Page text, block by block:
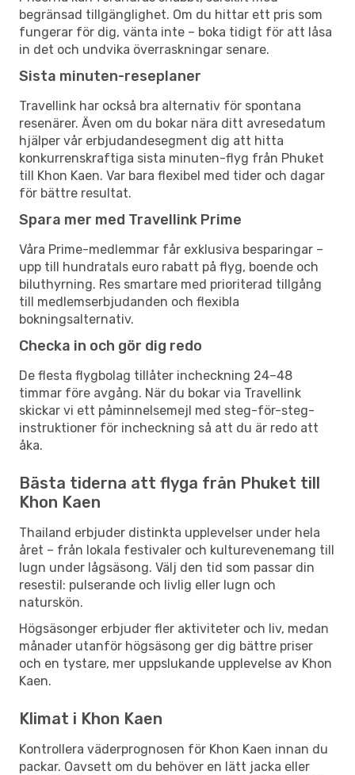
begränsad tillgänglighet. Om du hittar ett pris som
fungerar för dig, vänta inte – boka tidigt för att låsa
in det och undvika överraskningar senare.
Sista minuten-reseplaner
Travellink har också bra alternativ för spontana
resenärer. Även om du bokar nära ditt avresedatum
hjälper vår erbjudandesegment dig att hitta
konkurrenskraftiga sista minuten-flyg från Phuket
till Khon Kaen. Var bara flexibel med tider och dagar
för bättre resultat.
Spara mer med Travellink Prime
Våra Prime-medlemmar får exklusiva besparingar –
upp till hundratals euro rabatt på flyg, boende och
biluthyrning. Res smartare med prioriterad tillgång
till medlemserbjudanden och flexibla
bokningsalternativ.
Checka in och gör dig redo
De flesta flygbolag tillåter incheckning 24–48
timmar före avgång. När du bokar via Travellink
skickar vi ett påminnelsemejl med steg-för-steg-
instruktioner för incheckning så att du är redo att
åka.
Bästa tiderna att flyga från Phuket till
Khon Kaen
Thailand erbjuder distinkta upplevelser under hela
året – från lokala festivaler och kulturevenemang till
lugn under lågsäsong. Välj den tid som passar din
resestil: pulserande och livlig eller lugn och
naturskön.
Högsäsonger erbjuder fler aktiviteter och liv, medan
månader utanför högsäsong ger dig bättre priser
och en tystare, mer uppslukande upplevelse av Khon
Kaen.
Klimat i Khon Kaen
Kontrollera väderprognosen för Khon Kaen innan du
packar. Oavsett om du behöver en lätt jacka eller